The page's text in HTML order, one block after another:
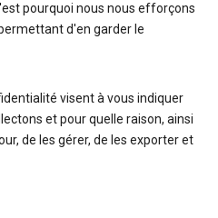
pourquoi nous nous efforçons
d'en garder le
visent à vous indiquer
et pour quelle raison, ainsi
de les gérer, de les exporter et